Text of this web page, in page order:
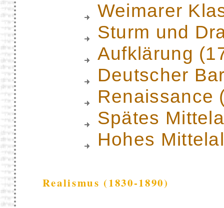
Weimarer
Sturm und
Aufklärung
Deutscher
Renaissance
Spätes
Hohes
Realismus (1830-1890)